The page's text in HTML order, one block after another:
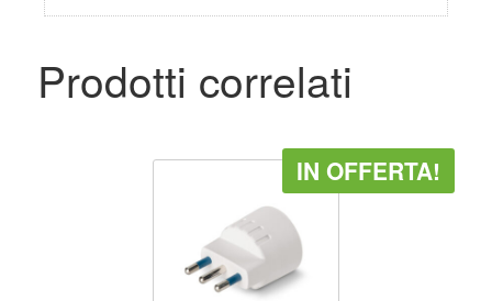
Prodotti correlati
IN OFFERTA!